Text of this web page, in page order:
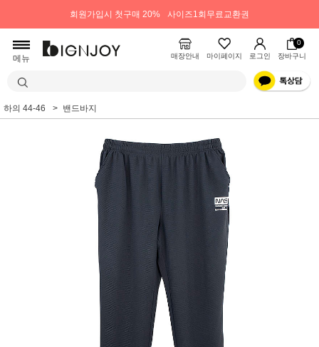
회원가입시 첫구매 20% 사이즈1회무료교환권
메뉴 매장안내 마이페이지 로그인
0
장바구니
하의 44-46 밴드바지